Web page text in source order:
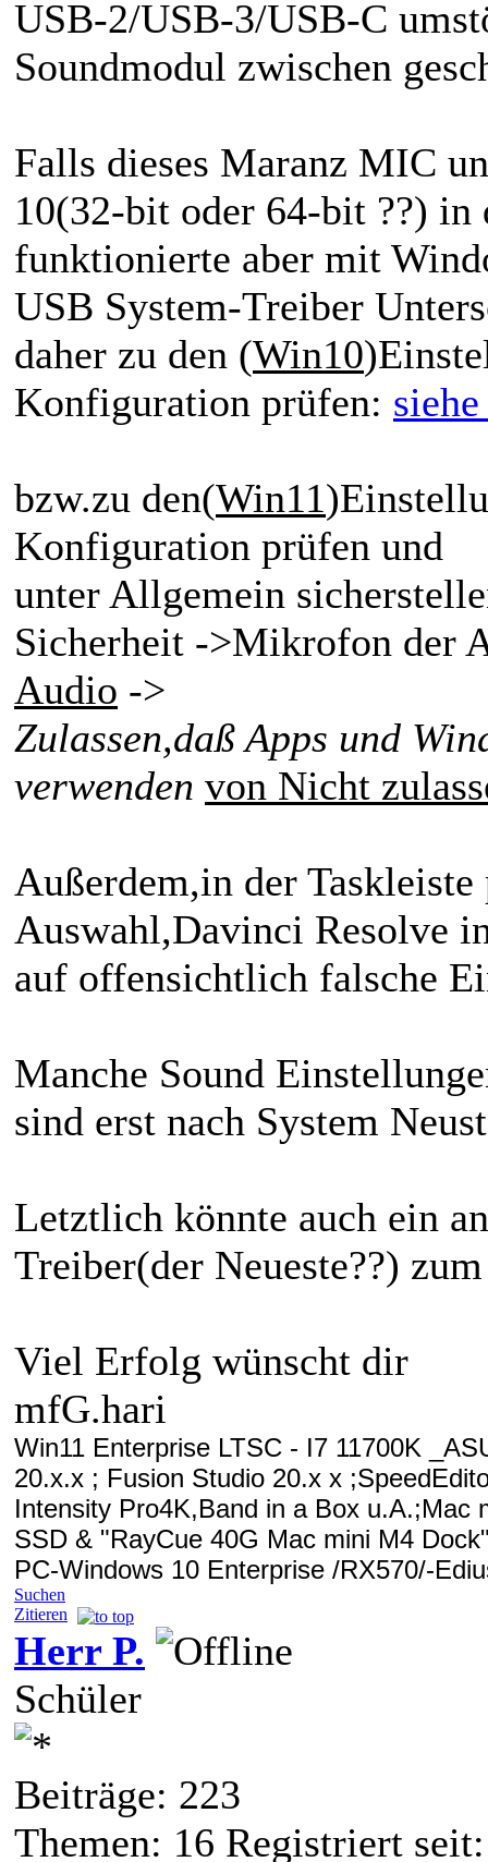
USB-2/USB-3/USB-C
Soundmodul zwischen
Falls dieses Maranz MIC
10(32-bit oder 64-bit ??)
funktionierte aber mit
USB System-Treiber
daher zu den (Win10
Konfiguration prüfen:
bzw.zu den(Win11
Konfiguration prüfen und
unter Allgemein
Sicherheit ->Mikrofon der
Audio ->
Zulassen,daß Apps und
verwenden von Nicht
Außerdem,in der
Auswahl,Davinci Resolve
auf offensichtlich falsche
Manche Sound
sind erst nach System
Letztlich könnte auch ein
Treiber(der Neueste??)
Viel Erfolg wünscht dir
mfG.hari
Win11 Enterprise LTSC - I7 11700K
20.x.x ; Fusion Studio 20.x x
Intensity Pro4K,Band in a Box u.A.;Mac
SSD & "RayCue 40G Mac mini M4
PC-Windows 10 Enterprise /RX570/-
Suchen
Zitieren
Herr P.
Schüler
Beiträge: 223
Themen: 16 Registriert